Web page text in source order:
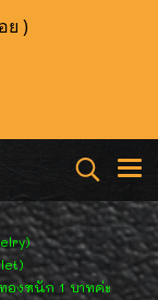
ย )
องหนัก 1 บาทค่ะ